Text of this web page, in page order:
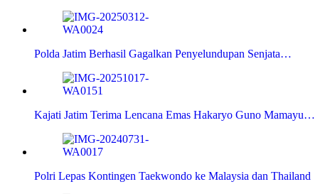
Polda Jatim Berhasil Gagalkan Penyelundupan Senjata…
Kajati Jatim Terima Lencana Emas Hakaryo Guno Mamayu…
Polri Lepas Kontingen Taekwondo ke Malaysia dan Thailand